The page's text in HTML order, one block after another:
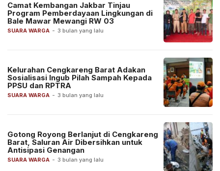
SUARA WARGA - 3 bulan yang lalu
Camat Kembangan Jakbar Tinjau
Program Pemberdayaan Lingkungan di
Bale Mawar Mewangi RW 03
SUARA WARGA - 3 bulan yang lalu
Kelurahan Cengkareng Barat Adakan
Sosialisasi Ingub Pilah Sampah Kepada
PPSU dan RPTRA
SUARA WARGA - 3 bulan yang lalu
Gotong Royong Berlanjut di Cengkareng
Barat, Saluran Air Dibersihkan untuk
Antisipasi Genangan